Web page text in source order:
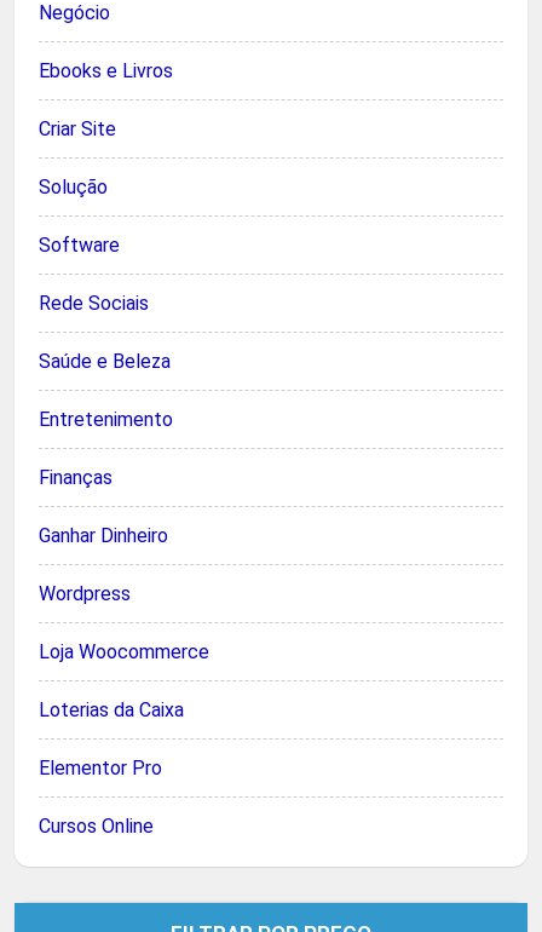
Negócio
Ebooks e Livros
Criar Site
Solução
Software
Rede Sociais
Saúde e Beleza
Entretenimento
Finanças
Ganhar Dinheiro
Wordpress
Loja Woocommerce
Loterias da Caixa
Elementor Pro
Cursos Online